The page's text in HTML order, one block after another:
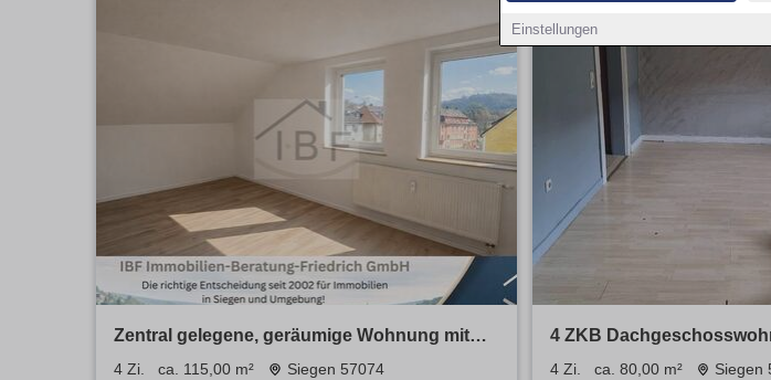
Einstellungen
Zentral gelegene, geräumige Wohnung mit
Balkon in Siegen
4 Zi. ca. 115,00 m² Siegen 57074
4 ZKB
sofort
4 Zi. ca. 80,00 m² Siegen